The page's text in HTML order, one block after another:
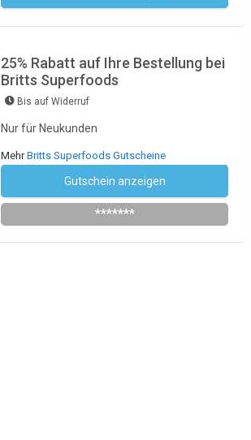
25% Rabatt auf Ihre Bestellung bei
Britts Superfoods
Bis auf Widerruf
Nur für Neukunden
MehrBritts Superfoods Gutscheine
Gutschein anzeigen
*******